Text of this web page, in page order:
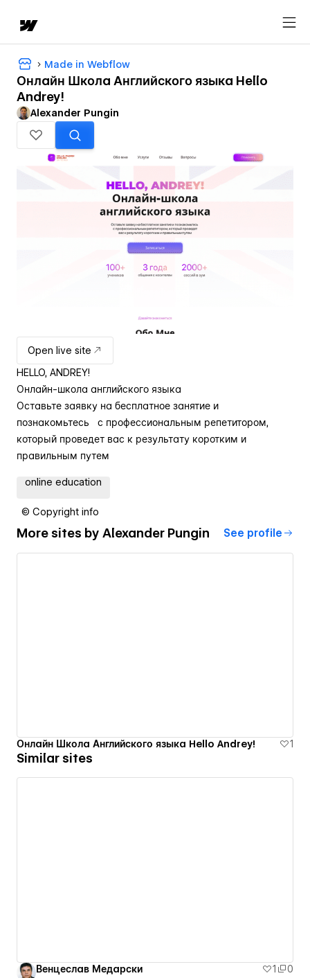
Made in Webflow
Онлайн Школа Английского языка Hello
Andrey!
Alexander Pungin
Open live site
HELLO, ANDREY!
Онлайн-школа английского языка
Оставьте заявку на бесплатное занятие и
познакомьтесь с профессиональным репетитором,
который проведет вас к результату коротким и
правильным путем
online education
© Copyright info
More sites by Alexander Pungin See profile
Онлайн Школа Английского языка Hello Andrey! 1
Similar sites
Венцеслав Медарски 1
0